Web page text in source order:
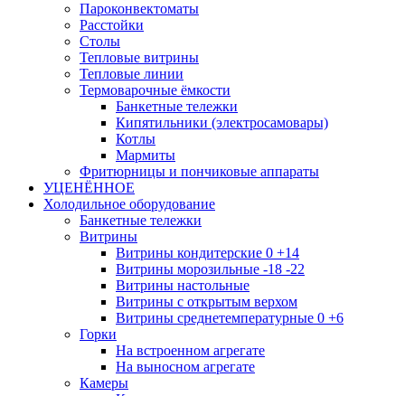
Пароконвектоматы
Расстойки
Столы
Тепловые витрины
Тепловые линии
Термоварочные ёмкости
Банкетные тележки
Кипятильники (электросамовары)
Котлы
Мармиты
Фритюрницы и пончиковые аппараты
УЦЕНЁННОЕ
Холодильное оборудование
Банкетные тележки
Витрины
Витрины кондитерские 0 +14
Витрины морозильные -18 -22
Витрины настольные
Витрины с открытым верхом
Витрины среднетемпературные 0 +6
Горки
На встроенном агрегате
На выносном агрегате
Камеры